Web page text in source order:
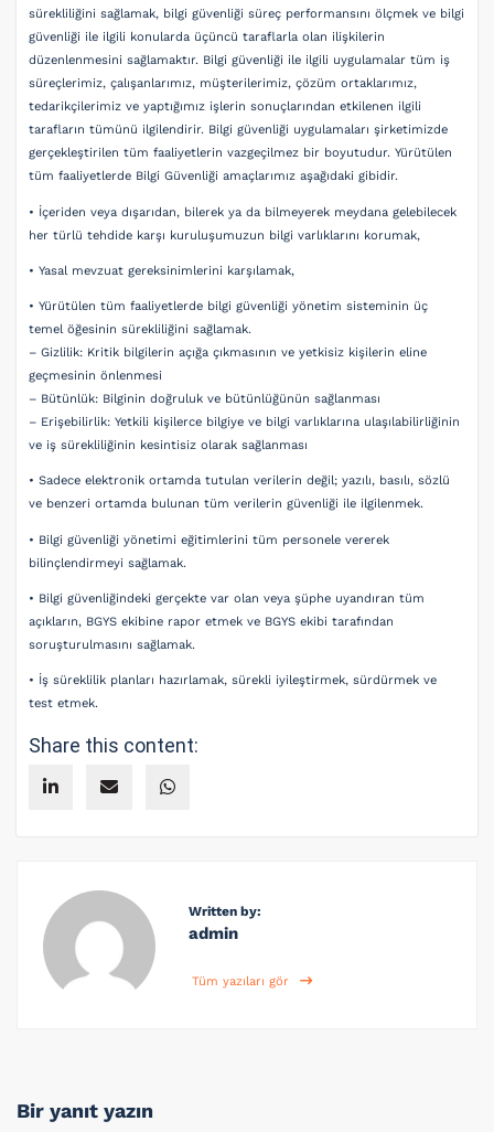
sürekliliğini sağlamak, bilgi güvenliği süreç performansını ölçmek ve bilgi
güvenliği ile ilgili konularda üçüncü taraflarla olan ilişkilerin
düzenlenmesini sağlamaktır. Bilgi güvenliği ile ilgili uygulamalar tüm iş
süreçlerimiz, çalışanlarımız, müşterilerimiz, çözüm ortaklarımız,
tedarikçilerimiz ve yaptığımız işlerin sonuçlarından etkilenen ilgili
tarafların tümünü ilgilendirir. Bilgi güvenliği uygulamaları şirketimizde
gerçekleştirilen tüm faaliyetlerin vazgeçilmez bir boyutudur. Yürütülen
tüm faaliyetlerde Bilgi Güvenliği amaçlarımız aşağıdaki gibidir.
• İçeriden veya dışarıdan, bilerek ya da bilmeyerek meydana gelebilecek
her türlü tehdide karşı kuruluşumuzun bilgi varlıklarını korumak,
• Yasal mevzuat gereksinimlerini karşılamak,
• Yürütülen tüm faaliyetlerde bilgi güvenliği yönetim sisteminin üç
temel öğesinin sürekliliğini sağlamak.
– Gizlilik: Kritik bilgilerin açığa çıkmasının ve yetkisiz kişilerin eline
geçmesinin önlenmesi
– Bütünlük: Bilginin doğruluk ve bütünlüğünün sağlanması
– Erişebilirlik: Yetkili kişilerce bilgiye ve bilgi varlıklarına ulaşılabilirliğinin
ve iş sürekliliğinin kesintisiz olarak sağlanması
• Sadece elektronik ortamda tutulan verilerin değil; yazılı, basılı, sözlü
ve benzeri ortamda bulunan tüm verilerin güvenliği ile ilgilenmek.
• Bilgi güvenliği yönetimi eğitimlerini tüm personele vererek
bilinçlendirmeyi sağlamak.
• Bilgi güvenliğindeki gerçekte var olan veya şüphe uyandıran tüm
açıkların, BGYS ekibine rapor etmek ve BGYS ekibi tarafından
soruşturulmasını sağlamak.
• İş süreklilik planları hazırlamak, sürekli iyileştirmek, sürdürmek ve
test etmek.
Share this content:
Written by:
admin
Tüm yazıları gör
Bir yanıt yazın